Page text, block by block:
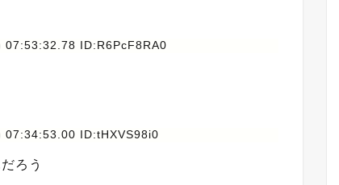
07:53:32.78 ID:R6PcF8RA0
07:34:53.00 ID:tHXVS98i0
ろう